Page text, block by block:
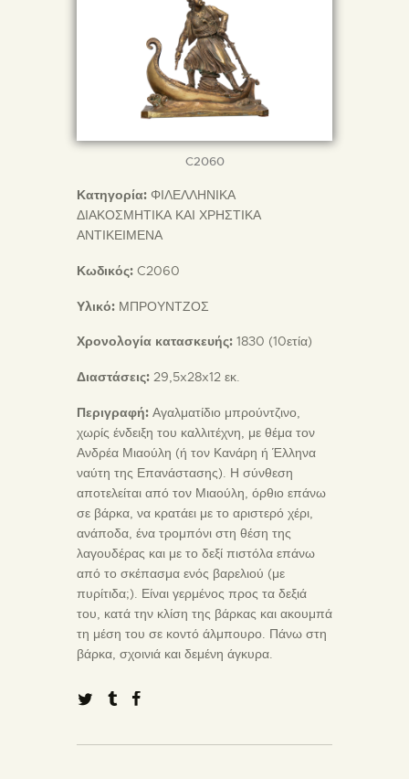
C2060
Κατηγορία: ΦΙΛΕΛΛΗΝΙΚΑ
ΔΙΑΚΟΣΜΗΤΙΚΑ ΚΑΙ ΧΡΗΣΤΙΚΑ
ΑΝΤΙΚΕΙΜΕΝΑ
Κωδικός: C2060
Υλικό: ΜΠΡΟΥΝΤΖΟΣ
Χρονολογία κατασκευής: 1830 (10ετία)
Διαστάσεις: 29,5x28x12 εκ.
Περιγραφή: Αγαλματίδιο μπρούντζινο,
χωρίς ένδειξη του καλλιτέχνη, με θέμα τον
Ανδρέα Μιαούλη (ή τον Κανάρη ή Έλληνα
ναύτη της Επανάστασης). Η σύνθεση
αποτελείται από τον Μιαούλη, όρθιο επάνω
σε βάρκα, να κρατάει με το αριστερό χέρι,
ανάποδα, ένα τρομπόνι στη θέση της
λαγουδέρας και με το δεξί πιστόλα επάνω
από το σκέπασμα ενός βαρελιού (με
πυρίτιδα;). Είναι γερμένος προς τα δεξιά
του, κατά την κλίση της βάρκας και ακουμπά
τη μέση του σε κοντό άλμπουρο. Πάνω στη
βάρκα, σχοινιά και δεμένη άγκυρα.